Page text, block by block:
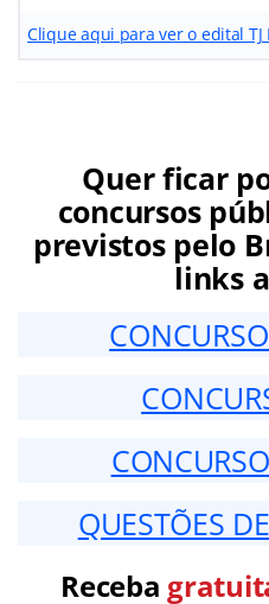
Clique aqui para ver o edital TJ
Quer ficar
concursos
previstos pelo
links
QUESTÕES
Receba